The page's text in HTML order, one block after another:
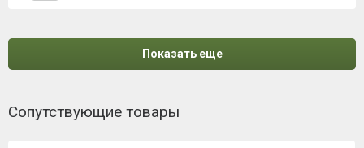
Показать еще
Сопутствующие товары